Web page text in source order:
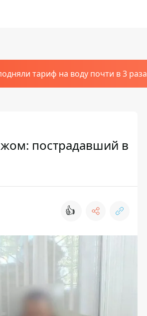
тариф на воду почти в 3 раза
пострадавший в
👍